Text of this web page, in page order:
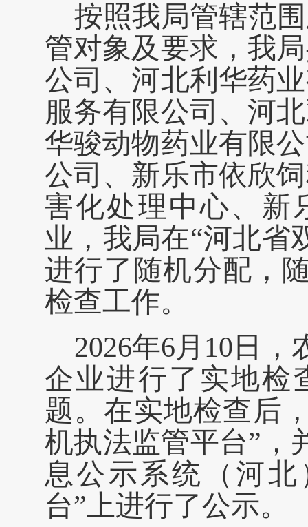
按照我局管辖范
管对象及要求，我
公司、河北利华药
服务有限公司、河
华骏动物药业有限
公司、新乐市依欣
害化处理中心、新
业，我局在“河北省
进行了随机分配，
检查工作。
2026年6月10日
企业进行了实地检
题。在实地检查后
机执法监管平台”，
息公示系统（河
台”上进行了公示。